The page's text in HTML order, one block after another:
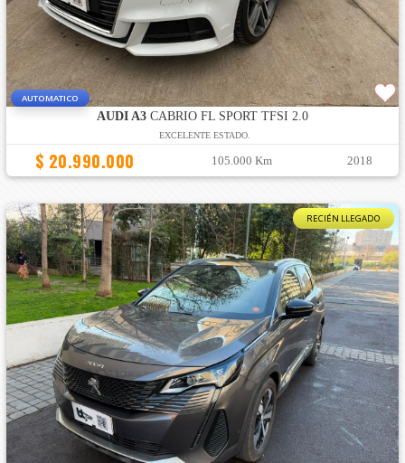
AUTOMATICO
AUDI A3CABRIO FL SPORT TFSI 2.0
EXCELENTE ESTADO.
$ 20.990.000 105.000 Km 2018
RECIÉN LLEGADO